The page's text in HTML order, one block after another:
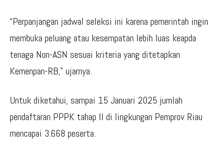
“Perpanjangan jadwal seleksi ini karena pemerintah ingin
membuka peluang atau kesempatan lebih luas keapda
tenaga Non-ASN sesuai kriteria yang ditetapkan
Kemenpan-RB,” ujarnya.
Untuk diketahui, sampai 15 Januari 2025 jumlah
pendaftaran PPPK tahap II di lingkungan Pemprov Riau
mencapai 3.668 peserta.